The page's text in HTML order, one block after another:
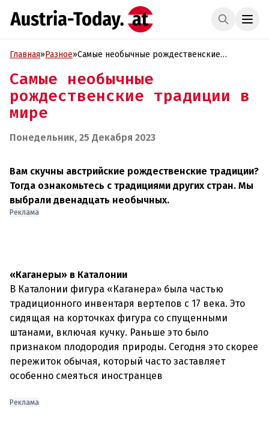
Главная»Разное»Самые необычные рождественские
Самые необычные
рождественские традиции в
мире
Понедельник, 25 Декабря 2023
Вам скучны австрийские рождественские традиции?
Тогда ознакомьтесь с традициями других стран. Мы
выбрали двенадцать необычных.
Реклама
«Каганеры» в Каталонии
В Каталонии фигура «Каганера» была частью
традиционного инвентаря вертепов с 17 века. Это
сидящая на корточках фигура со спущенными
штанами, включая кучку. Раньше это было
признаком плодородия природы. Сегодня это скорее
пережиток обычая, который часто заставляет
особенно смеяться иностранцев
Реклама